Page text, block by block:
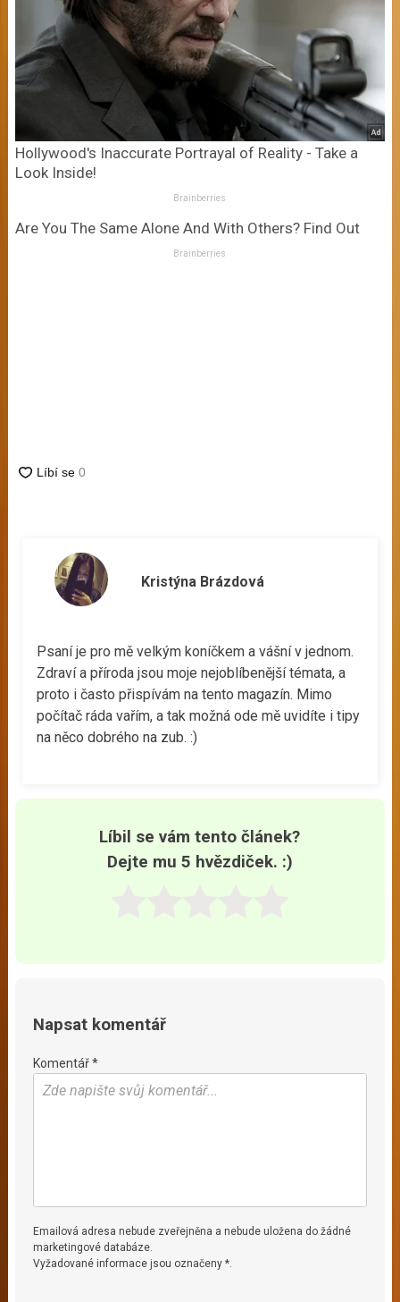
Hollywood's Inaccurate Portrayal of Reality - Take a
Look Inside!
Brainberries
Are You The Same Alone And With Others? Find Out
Brainberries
Kristýna Brázdová
Psaní je pro mě velkým koníčkem a vášní v jednom.
Zdraví a příroda jsou moje nejoblíbenější témata, a
proto i často přispívám na tento magazín. Mimo
počítač ráda vařím, a tak možná ode mě uvidíte i tipy
na něco dobrého na zub. :)
Líbil se vám tento článek?
Dejte mu 5 hvězdiček. :)
Napsat komentář
Komentář *
Emailová adresa nebude zveřejněna a nebude uložena do žádné
marketingové databáze.
Vyžadované informace jsou označeny *.